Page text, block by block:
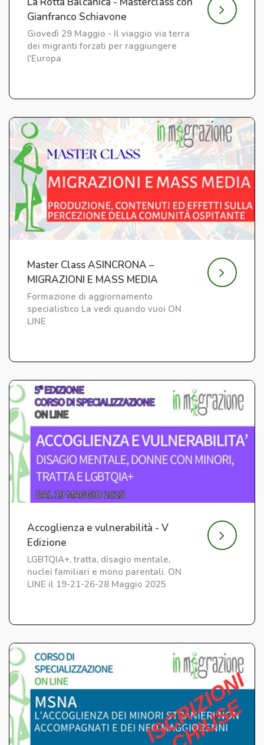
Gianfranco Schiavone
Giovedì 29 Maggio - Il viaggio via terra
dei migranti forzati per raggiungere
l'Europa
Master Class ASINCRONA –
MIGRAZIONI E MASS MEDIA
Formazione di aggiornamento
specialistico La vedi quando vuoi ON
LINE
Accoglienza e vulnerabilità - V
Edizione
LGBTQIA+, tratta, disagio mentale,
nuclei familiari e mono parentali. ON
LINE il 19-21-26-28 Maggio 2025